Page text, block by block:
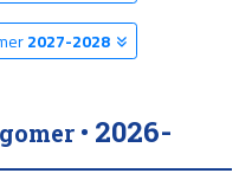
2027-2028
• 2026-